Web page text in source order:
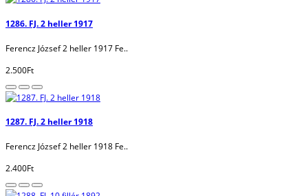
1286. FJ. 2 heller 1917
Ferencz József 2 heller 1917 Fe..
2.500Ft
1287. FJ. 2 heller 1918
Ferencz József 2 heller 1918 Fe..
2.400Ft